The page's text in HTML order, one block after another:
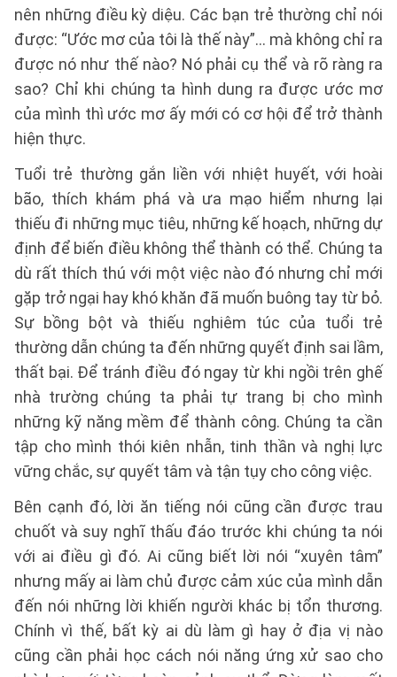
nên những điều kỳ diệu. Các bạn trẻ thường chỉ nói
được: “Ước mơ của tôi là thế này”... mà không chỉ ra
được nó như thế nào? Nó phải cụ thể và rõ ràng ra
sao? Chỉ khi chúng ta hình dung ra được ước mơ
của mình thì ước mơ ấy mới có cơ hội để trở thành
hiện thực.
Tuổi trẻ thường gắn liền với nhiệt huyết, với hoài
bão, thích khám phá và ưa mạo hiểm nhưng lại
thiếu đi những mục tiêu, những kế hoạch, những dự
định để biến điều không thể thành có thể. Chúng ta
dù rất thích thú với một việc nào đó nhưng chỉ mới
gặp trở ngại hay khó khăn đã muốn buông tay từ bỏ.
Sự bồng bột và thiếu nghiêm túc của tuổi trẻ
thường dẫn chúng ta đến những quyết định sai lầm,
thất bại. Để tránh điều đó ngay từ khi ngồi trên ghế
nhà trường chúng ta phải tự trang bị cho mình
những kỹ năng mềm để thành công. Chúng ta cần
tập cho mình thói kiên nhẫn, tinh thần và nghị lực
vững chắc, sự quyết tâm và tận tụy cho công việc.
Bên cạnh đó, lời ăn tiếng nói cũng cần được trau
chuốt và suy nghĩ thấu đáo trước khi chúng ta nói
với ai điều gì đó. Ai cũng biết lời nói “xuyên tâm”
nhưng mấy ai làm chủ được cảm xúc của mình dẫn
đến nói những lời khiến người khác bị tổn thương.
Chính vì thế, bất kỳ ai dù làm gì hay ở địa vị nào
cũng cần phải học cách nói năng ứng xử sao cho